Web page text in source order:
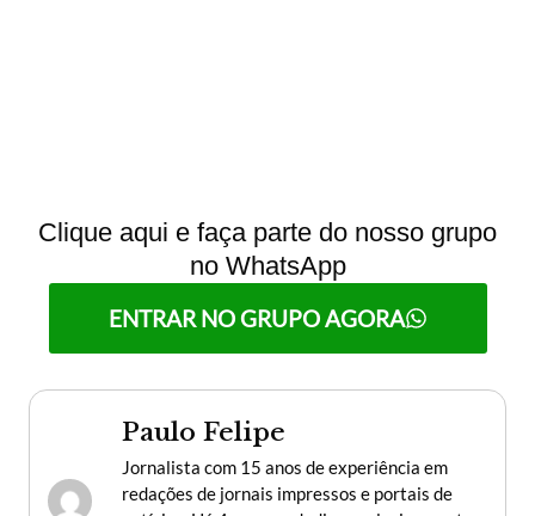
Clique aqui e faça parte do nosso grupo
no WhatsApp
ENTRAR NO GRUPO AGORA
Paulo Felipe
Jornalista com 15 anos de experiência em
redações de jornais impressos e portais de